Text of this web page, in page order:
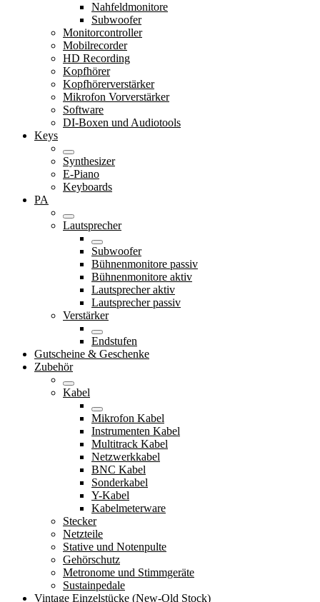
Nahfeldmonitore
Subwoofer
Monitorcontroller
Mobilrecorder
HD Recording
Kopfhörer
Kopfhörerverstärker
Mikrofon Vorverstärker
Software
DI-Boxen und Audiotools
Keys
Synthesizer
E-Piano
Keyboards
PA
Lautsprecher
Subwoofer
Bühnenmonitore passiv
Bühnenmonitore aktiv
Lautsprecher aktiv
Lautsprecher passiv
Verstärker
Endstufen
Gutscheine & Geschenke
Zubehör
Kabel
Mikrofon Kabel
Instrumenten Kabel
Multitrack Kabel
Netzwerkkabel
BNC Kabel
Sonderkabel
Y-Kabel
Kabelmeterware
Stecker
Netzteile
Stative und Notenpulte
Gehörschutz
Metronome und Stimmgeräte
Sustainpedale
Vintage Einzelstücke (New-Old Stock)